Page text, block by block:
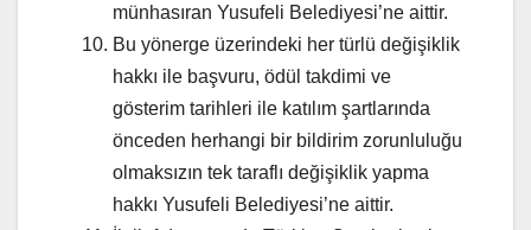
münhasıran Yusufeli Belediyesi’ne aittir.
Bu yönerge üzerindeki her türlü değişiklik
hakkı ile başvuru, ödül takdimi ve
gösterim tarihleri ile katılım şartlarında
önceden herhangi bir bildirim zorunluluğu
olmaksızın tek taraflı değişiklik yapma
hakkı Yusufeli Belediyesi’ne aittir.